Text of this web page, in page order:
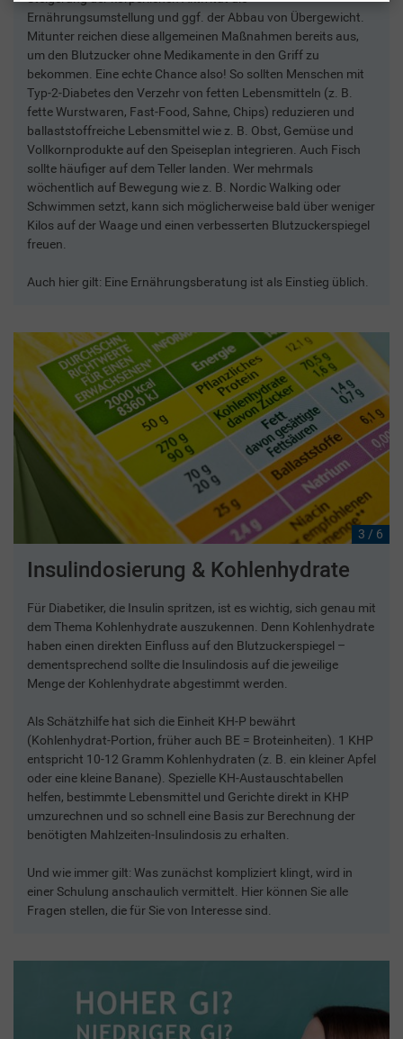
Ernährungsumstellung und ggf. der Abbau von Übergewicht.
Mitunter reichen diese allgemeinen Maßnahmen bereits aus,
um den Blutzucker ohne Medikamente in den Griff zu
bekommen. Eine echte Chance also! So sollten Menschen mit
Typ-2-Diabetes den Verzehr von fetten Lebensmitteln (z. B.
fette Wurstwaren, Fast-Food, Sahne, Chips) reduzieren und
ballaststoffreiche Lebensmittel wie z. B. Obst, Gemüse und
Vollkornprodukte auf den Speiseplan integrieren. Auch Fisch
sollte häufiger auf dem Teller landen. Wer mehrmals
wöchentlich auf Bewegung wie z. B. Nordic Walking oder
Schwimmen setzt, kann sich möglicherweise bald über weniger
Kilos auf der Waage und einen verbesserten Blutzuckerspiegel
freuen.
Auch hier gilt: Eine Ernährungsberatung ist als Einstieg üblich.
3 / 6
Insulindosierung & Kohlenhydrate
Für Diabetiker, die Insulin spritzen, ist es wichtig, sich genau mit
dem Thema Kohlenhydrate auszukennen. Denn Kohlenhydrate
haben einen direkten Einfluss auf den Blutzuckerspiegel –
dementsprechend sollte die Insulindosis auf die jeweilige
Menge der Kohlenhydrate abgestimmt werden.
Als Schätzhilfe hat sich die Einheit KH-P bewährt
(Kohlenhydrat-Portion, früher auch BE = Broteinheiten). 1 KHP
entspricht 10-12 Gramm Kohlenhydraten (z. B. ein kleiner Apfel
oder eine kleine Banane). Spezielle KH-Austauschtabellen
helfen, bestimmte Lebensmittel und Gerichte direkt in KHP
umzurechnen und so schnell eine Basis zur Berechnung der
benötigten Mahlzeiten-Insulindosis zu erhalten.
Und wie immer gilt: Was zunächst kompliziert klingt, wird in
einer Schulung anschaulich vermittelt. Hier können Sie alle
Fragen stellen, die für Sie von Interesse sind.